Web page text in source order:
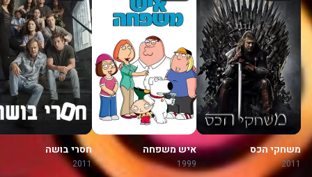
משחקי הכס
2011
איש משפחה
1999
חסרי בושה
2011